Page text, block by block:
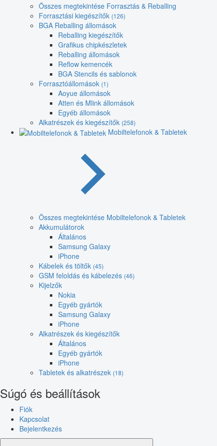
Összes megtekintése Forrasztás & Reballing
Forrasztási kiegészítők (126)
BGA Reballing állomások
Reballing kiegészítők
Grafikus chipkészletek
Reballing állomások
Reflow kemencék
BGA Stencils és sablonok
Forrasztóállomások (1)
Aoyue állomások
Atten és Mlink állomások
Egyéb állomások
Alkatrészek és kiegészítők (258)
Mobiltelefonok & Tabletek
Összes megtekintése Mobiltelefonok & Tabletek
Akkumulátorok
Általános
Samsung Galaxy
iPhone
Kábelek és töltők (45)
GSM feloldás és kábelezés (46)
Kijelzők
Nokia
Egyéb gyártók
Samsung Galaxy
iPhone
Alkatrészek és kiegészítők
Általános
Egyéb gyártók
iPhone
Tabletek és alkatrészek (18)
Súgó és beállítások
Fiók
Kapcsolat
Bejelentkezés